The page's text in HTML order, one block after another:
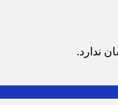
ندارد.